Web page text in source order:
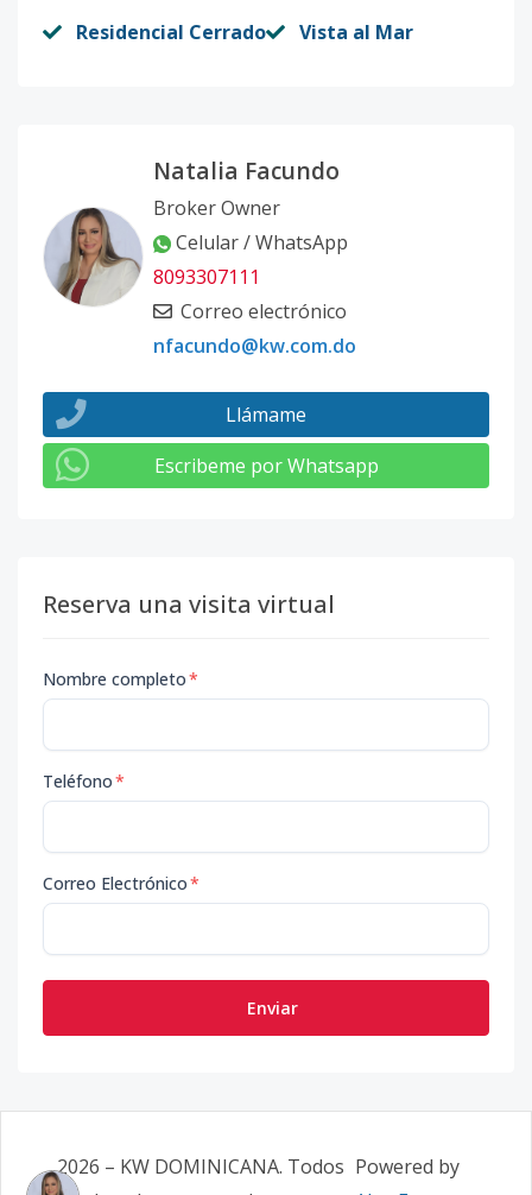
Residencial Cerrado Vista al Mar
Natalia Facundo
Broker Owner
Celular / WhatsApp
8093307111
Correo electrónico
nfacundo@kw.com.do
Llámame
Escribeme por Whatsapp
Reserva una visita virtual
Nombre completo*
Teléfono*
Correo Electrónico*
Enviar
2026 – KW DOMINICANA. Todos Powered by